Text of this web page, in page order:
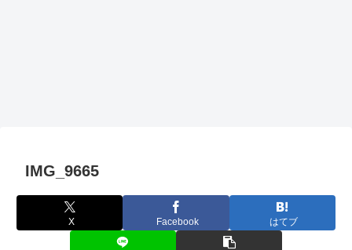
IMG_9665
X Facebook はてブ